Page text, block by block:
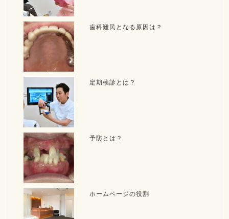
歯科難民となる原因は？
定期検診とは？
予防とは？
ホームページの役割